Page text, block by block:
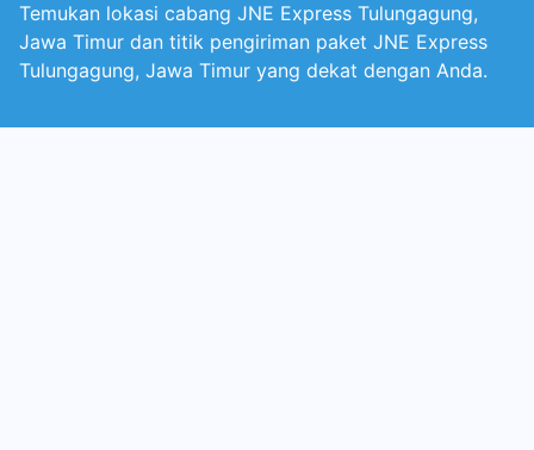
Temukan lokasi cabang JNE Express Tulungagung,
Jawa Timur dan titik pengiriman paket JNE Express
Tulungagung, Jawa Timur yang dekat dengan Anda.